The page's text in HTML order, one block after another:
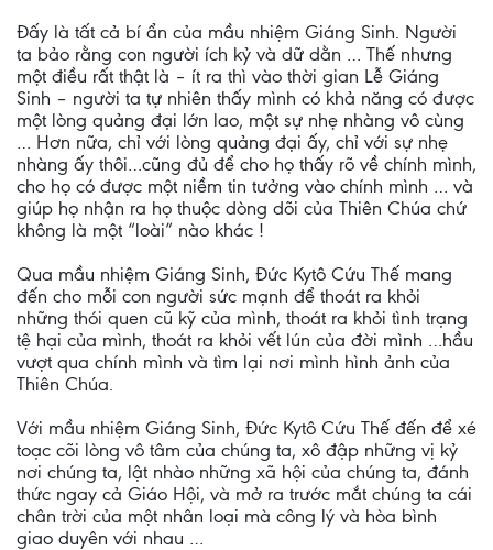
Đấy là tất cả bí ẩn của mầu nhiệm Giáng Sinh. Người
ta bảo rằng con người ích kỷ và dữ dằn … Thế nhưng
một điều rất thật là – ít ra thì vào thời gian Lễ Giáng
Sinh – người ta tự nhiên thấy mình có khả năng có được
một lòng quảng đại lớn lao, một sự nhẹ nhàng vô cùng
… Hơn nữa, chỉ với lòng quảng đại ấy, chỉ với sự nhẹ
nhàng ấy thôi…cũng đủ để cho họ thấy rõ về chính mình,
cho họ có được một niềm tin tưởng vào chính mình … và
giúp họ nhận ra họ thuộc dòng dõi của Thiên Chúa chứ
không là một “loài” nào khác !
Qua mầu nhiệm Giáng Sinh, Đức Kytô Cứu Thế mang
đến cho mỗi con người sức mạnh để thoát ra khỏi
những thói quen cũ kỹ của mình, thoát ra khỏi tình trạng
tệ hại của mình, thoát ra khỏi vết lún của đời mình …hầu
vượt qua chính mình và tìm lại nơi mình hình ảnh của
Thiên Chúa.
Với mầu nhiệm Giáng Sinh, Đức Kytô Cứu Thế đến để xé
toạc cõi lòng vô tâm của chúng ta, xô đập những vị kỷ
nơi chúng ta, lật nhào những xã hội của chúng ta, đánh
thức ngay cả Giáo Hội, và mở ra trước mắt chúng ta cái
chân trời của một nhân loại mà công lý và hòa bình
giao duyên với nhau …